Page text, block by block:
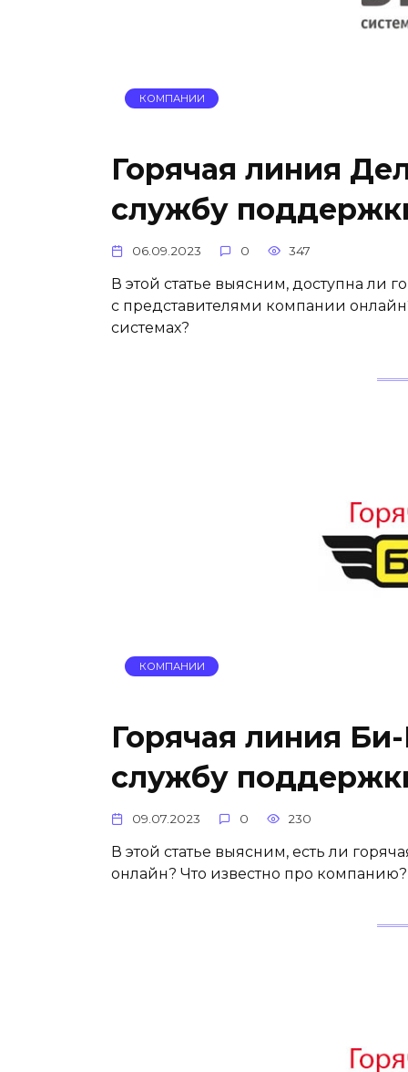
КОМПАНИИ
Горячая линия
службу
06.09.2023 0 347
В этой статье выясним, доступна ли
с представителями компании
системах?
КОМПАНИИ
Горячая линия
службу
09.07.2023 0 230
В этой статье выясним, есть ли
онлайн? Что известно про